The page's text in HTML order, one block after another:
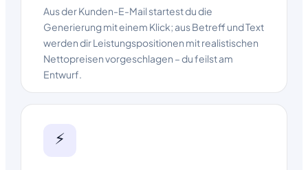
Aus der Kunden-E-Mail startest du die
Generierung mit einem Klick; aus Betreff und Text
werden dir Leistungspositionen mit realistischen
Nettopreisen vorgeschlagen – du feilst am
Entwurf.
⚡